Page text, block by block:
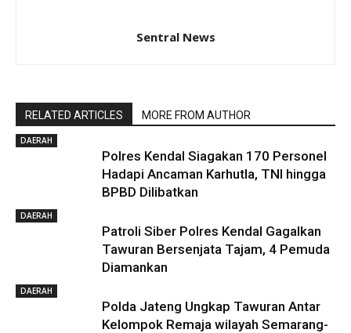
Sentral News
RELATED ARTICLES MORE FROM AUTHOR
DAERAH
Polres Kendal Siagakan 170 Personel
Hadapi Ancaman Karhutla, TNI hingga
BPBD Dilibatkan
DAERAH
Patroli Siber Polres Kendal Gagalkan
Tawuran Bersenjata Tajam, 4 Pemuda
Diamankan
DAERAH
Polda Jateng Ungkap Tawuran Antar
Kelompok Remaja wilayah Semarang-